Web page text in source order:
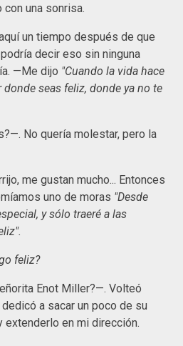
una sonrisa.
un tiempo después de que
decir eso sin ninguna
—Me dijo "Cuando la vida hace
seas feliz, donde ya no te
No quería molestar, pero la
me gustan mucho... Entonces
uno de moras "Desde
y sólo traeré a las
feliz?
Enot Miller?—. Volteó
a sacar un poco de su
extenderlo en mi dirección.